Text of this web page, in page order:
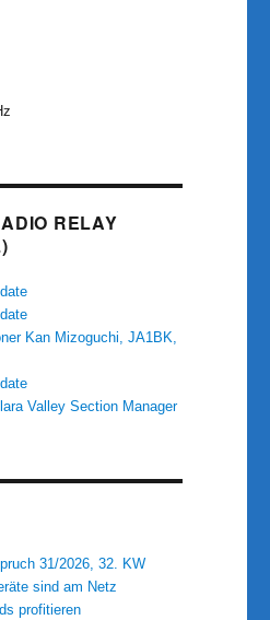
RELAY
Kan Mizoguchi, JA1BK,
Valley Section Manager
31/2026, 32. KW
sind am Netz
profitieren